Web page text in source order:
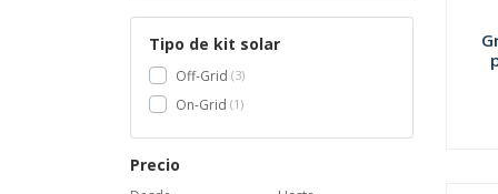
Tipo de kit solar
Off-Grid 3
On-Grid 1
Precio